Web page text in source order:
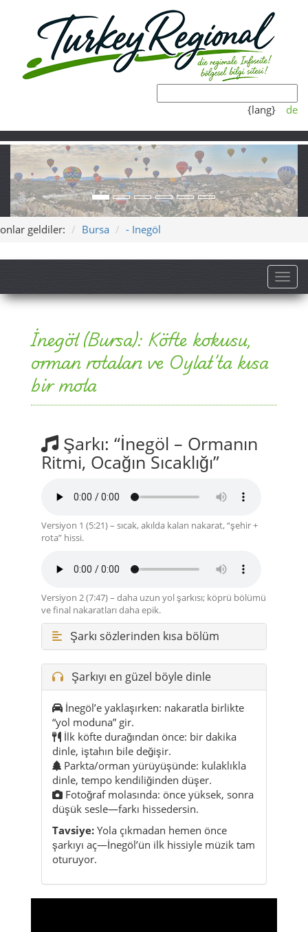
{lang} de
onlar geldiler: Bursa - Inegöl
İnegöl (Bursa): Köfte kokusu,
orman rotaları ve Oylat’ta kısa
bir mola
Şarkı: “İnegöl – Ormanın
Ritmi, Ocağın Sıcaklığı”
Versiyon 1 (5:21) – sıcak, akılda kalan nakarat, “şehir +
rota” hissi.
Versiyon 2 (7:47) – daha uzun yol şarkısı; köprü bölümü
ve final nakaratları daha epik.
Şarkı sözlerinden kısa bölüm
Şarkıyı en güzel böyle dinle
İnegöl’e yaklaşırken: nakaratla birlikte
“yol moduna” gir.
İlk köfte durağından önce: bir dakika
dinle, iştahın bile değişir.
Parkta/orman yürüyüşünde: kulaklıkla
dinle, tempo kendiliğinden düşer.
Fotoğraf molasında: önce yüksek, sonra
düşük sesle—farkı hissedersin.
Tavsiye: Yola çıkmadan hemen önce
şarkıyı aç—İnegöl’ün ilk hissiyle müzik tam
oturuyor.